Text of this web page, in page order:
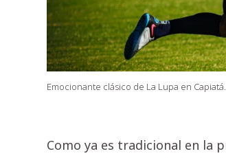
Emocionante clásico de La Lupa en Capiatá.
Como ya es tradicional en la